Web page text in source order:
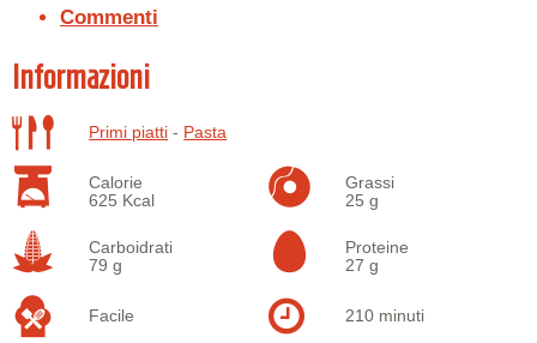
Commenti
Informazioni
Primi piatti - Pasta
Calorie
625 Kcal
Grassi
25 g
Carboidrati
79 g
Proteine
27 g
Facile 210 minuti